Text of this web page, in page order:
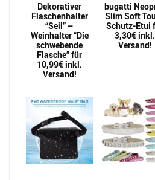
Dekorativer
Flaschenhalter
“Seil” –
Weinhalter “Die
schwebende
Flasche” für
10,99€ inkl.
Versand!
bugatti
Slim Soft
Schutz-Etui
3,30€ inkl.
Versand!